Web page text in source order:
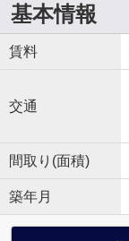
基本情報
賃料
交通
間取り(面積)
築年月